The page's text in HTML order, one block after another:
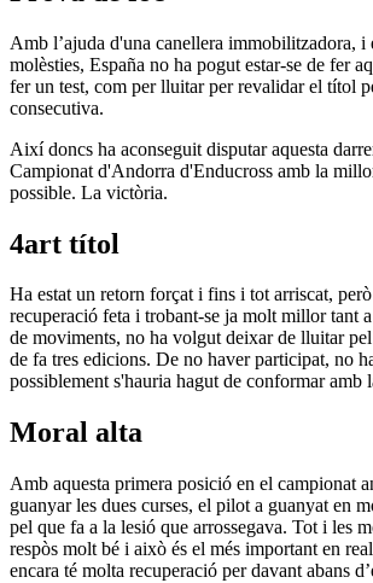
Amb l’ajuda d'una canellera immobilitzadora, i
molèsties, España no ha pogut estar-se de fer
fer un test, com per lluitar per revalidar el títol
consecutiva.
Així doncs ha aconseguit disputar aquesta
Campionat d'Andorra d'Enducross amb la
possible. La victòria.
4art títol
Ha estat un retorn forçat i fins i tot arriscat,
recuperació feta i trobant-se ja molt millor tant
de moviments, no ha volgut deixar de lluitar
de fa tres edicions. De no haver participat, no
possiblement s'hauria hagut de conformar amb
Moral alta
Amb aquesta primera posició en el campionat
guanyar les dues curses, el pilot a guanyat en
pel que fa a la lesió que arrossegava. Tot i les
respòs molt bé i això és el més important en
encara té molta recuperació per davant abans